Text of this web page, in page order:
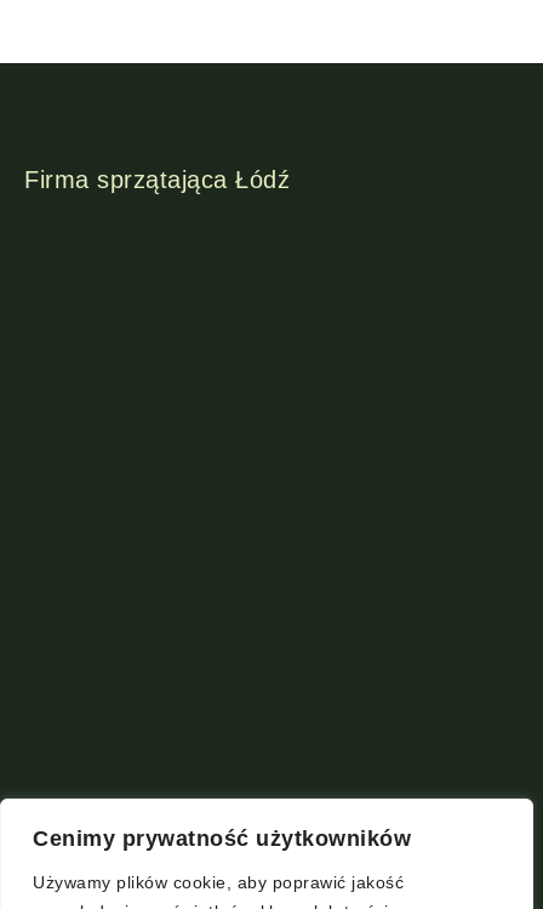
Cenimy prywatność użytkowników
Używamy plików cookie, aby poprawić jakość
Firma sprzątająca Łódź